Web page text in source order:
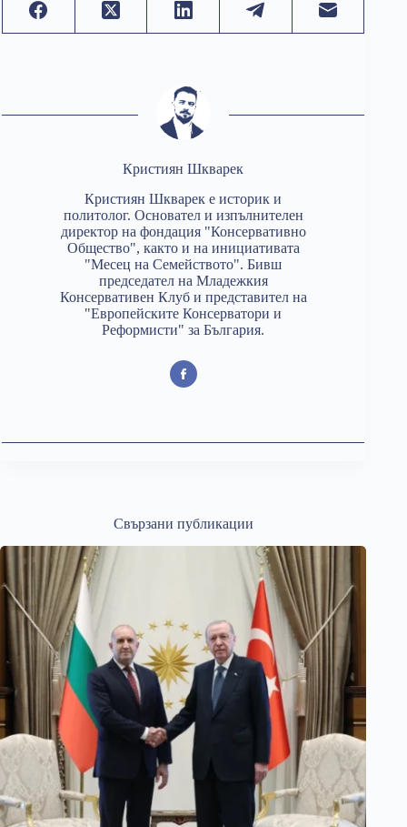
Кристиян Шкварек
Кристиян Шкварек е историк и
политолог. Основател и изпълнителен
директор на фондация "Консервативно
Общество", както и на инициативата
"Месец на Семейството". Бивш
председател на Младежкия
Консервативен Клуб и представител на
"Европейските Консерватори и
Реформисти" за България.
Свързани публикации